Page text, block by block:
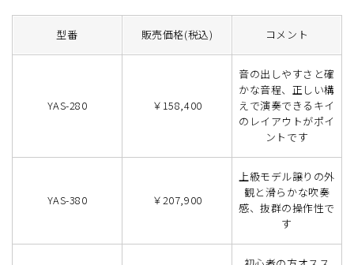
型番 販売価格(税込) コメント
YAS-280 ￥158,400
音の出しやすさと確
かな音程、正しい構
えで演奏できるキイ
のレイアウトがポイ
ントです
YAS-380 ￥207,900
上級モデル譲りの外
観と滑らかな吹奏
感、抜群の操作性で
す